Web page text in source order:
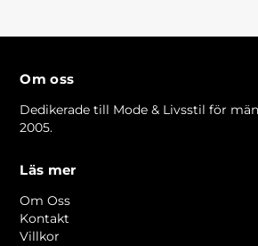
Om oss
Dedikerade till Mode & Livsstil för
2005.
Läs mer
Om Oss
Kontakt
Villkor